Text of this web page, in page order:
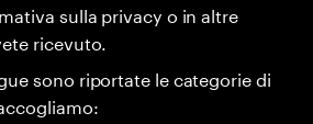
sulla privacy o in altre
ricevuto.
sono riportate le categorie di